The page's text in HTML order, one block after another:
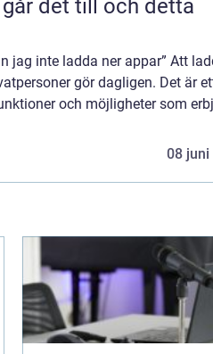
det till och detta
jag inte ladda ner appar” Att
gör dagligen. Det är
och möjligheter som
08 juni